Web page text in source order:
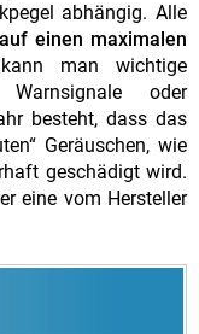
abhängig. Alle
einen maximalen
man wichtige
oder
besteht, dass das
Geräuschen, wie
geschädigt wird.
eine vom Hersteller